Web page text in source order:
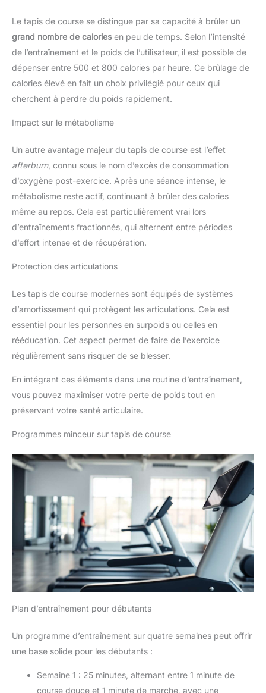
Le tapis de course se distingue par sa capacité à brûler un
grand nombre de caloriesen peu de temps. Selon l’intensité
de l’entraînement et le poids de l’utilisateur, il est possible de
dépenser entre 500 et 800 calories par heure. Ce brûlage de
calories élevé en fait un choix privilégié pour ceux qui
cherchent à perdre du poids rapidement.
Impact sur le métabolisme
Un autre avantage majeur du tapis de course est l’effet
afterburn, connu sous le nom d’excès de consommation
d’oxygène post-exercice. Après une séance intense, le
métabolisme reste actif, continuant à brûler des calories
même au repos. Cela est particulièrement vrai lors
d’entraînements fractionnés, qui alternent entre périodes
d’effort intense et de récupération.
Protection des articulations
Les tapis de course modernes sont équipés de systèmes
d’amortissement qui protègent les articulations. Cela est
essentiel pour les personnes en surpoids ou celles en
rééducation. Cet aspect permet de faire de l’exercice
régulièrement sans risquer de se blesser.
En intégrant ces éléments dans une routine d’entraînement,
vous pouvez maximiser votre perte de poids tout en
préservant votre santé articulaire.
Programmes minceur sur tapis de course
Plan d’entraînement pour débutants
Un programme d’entraînement sur quatre semaines peut offrir
une base solide pour les débutants :
Semaine 1 : 25 minutes, alternant entre 1 minute de
course douce et 1 minute de marche, avec une